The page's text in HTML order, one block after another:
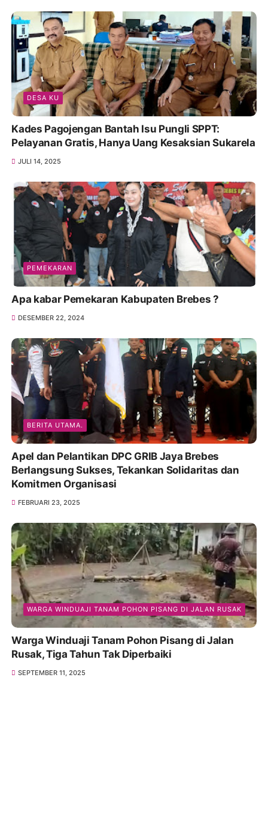
DESA KU
Kades Pagojengan Bantah Isu Pungli SPPT:
Pelayanan Gratis, Hanya Uang Kesaksian Sukarela
JULI 14, 2025
PEMEKARAN
Apa kabar Pemekaran Kabupaten Brebes ?
DESEMBER 22, 2024
BERITA UTAMA.
Apel dan Pelantikan DPC GRIB Jaya Brebes
Berlangsung Sukses, Tekankan Solidaritas dan
Komitmen Organisasi
FEBRUARI 23, 2025
WARGA WINDUAJI TANAM POHON PISANG DI JALAN RUSAK
Warga Winduaji Tanam Pohon Pisang di Jalan
Rusak, Tiga Tahun Tak Diperbaiki
SEPTEMBER 11, 2025